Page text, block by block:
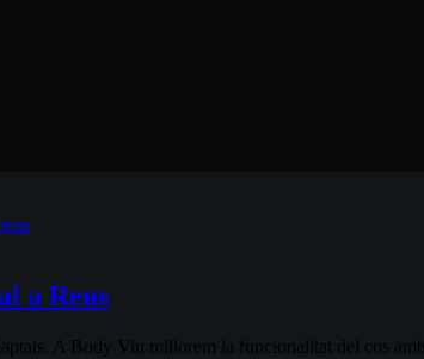
a Reus
A Body Viu millorem la funcionalitat del cos